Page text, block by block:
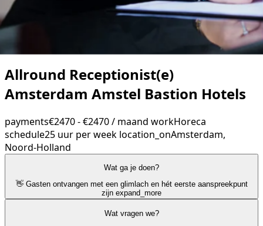
Allround Receptionist(e)
Amsterdam Amstel Bastion Hotels
payments€2470 - €2470 / maand workHoreca
schedule25 uur per week location_onAmsterdam,
Noord-Holland
Wat ga je doen?
👋 Gasten ontvangen met een glimlach en hét eerste aanspreekpunt
zijn expand_more
Wat vragen we?